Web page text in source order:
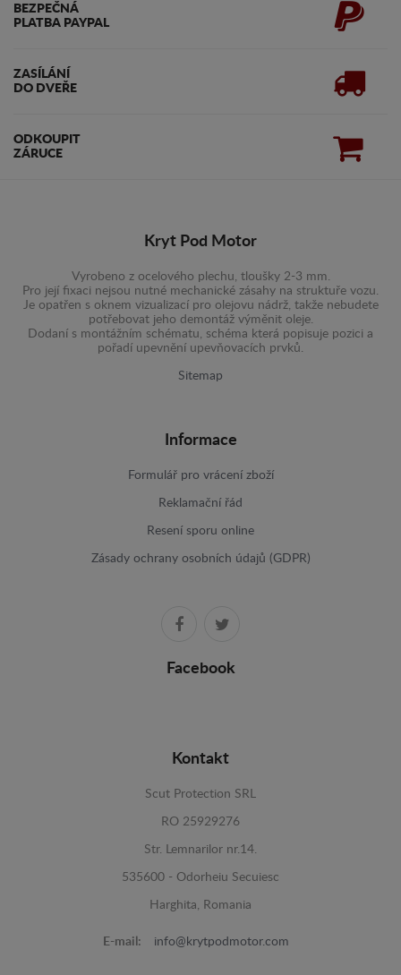
BEZPEČNÁ
PLATBA PAYPAL
ZASÍLÁNÍ
DO DVEŘE
ODKOUPIT
ZÁRUCE
Kryt Pod Motor
Vyrobeno z ocelového plechu, tloušky 2-3 mm.
Pro její fixaci nejsou nutné mechanické zásahy na struktuře vozu.
Je opatřen s oknem vizualizací pro olejovu nádrž, takže nebudete
potřebovat jeho demontáž výměnit oleje.
Dodaní s montážním schématu, schéma která popisuje pozici a
pořadí upevnění upevňovacích prvků.
Sitemap
Informace
Formulář pro vrácení zboží
Reklamační řád
Resení sporu online
Zásady ochrany osobních údajů (GDPR)
Facebook
Kontakt
Scut Protection SRL
RO 25929276
Str. Lemnarilor nr.14.
535600 - Odorheiu Secuiesc
Harghita, Romania
E-mail: info@krytpodmotor.com